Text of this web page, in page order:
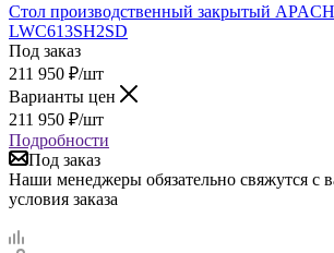
Стол производственный закрытый
LWC613SH2SD
Под заказ
211 950 ₽/шт
Варианты цен
211 950 ₽/шт
Подробности
Под заказ
Наши менеджеры обязательно свяжутся с
условия заказа